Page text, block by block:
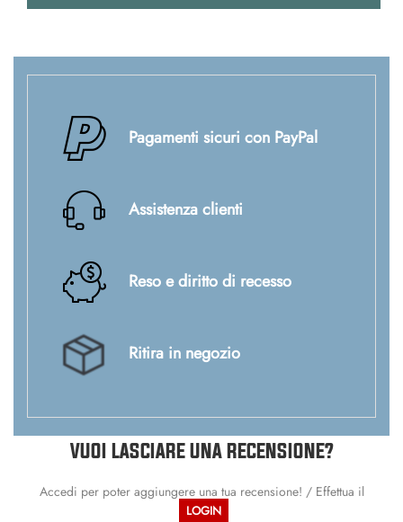
Pagamenti sicuri con PayPal
Assistenza clienti
Reso e diritto di recesso
Ritira in negozio
VUOI LASCIARE UNA RECENSIONE?
Accedi per poter aggiungere una tua recensione! / Effettua il
LOGIN